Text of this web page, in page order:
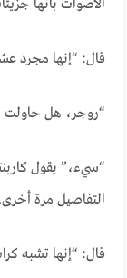
الأصوات بأنها
قال: “إنها مجرد
“روجر، هل حاولت
“سيء،” يقول
التفاصيل مرة أخرى.
قال: “إنها تشبه